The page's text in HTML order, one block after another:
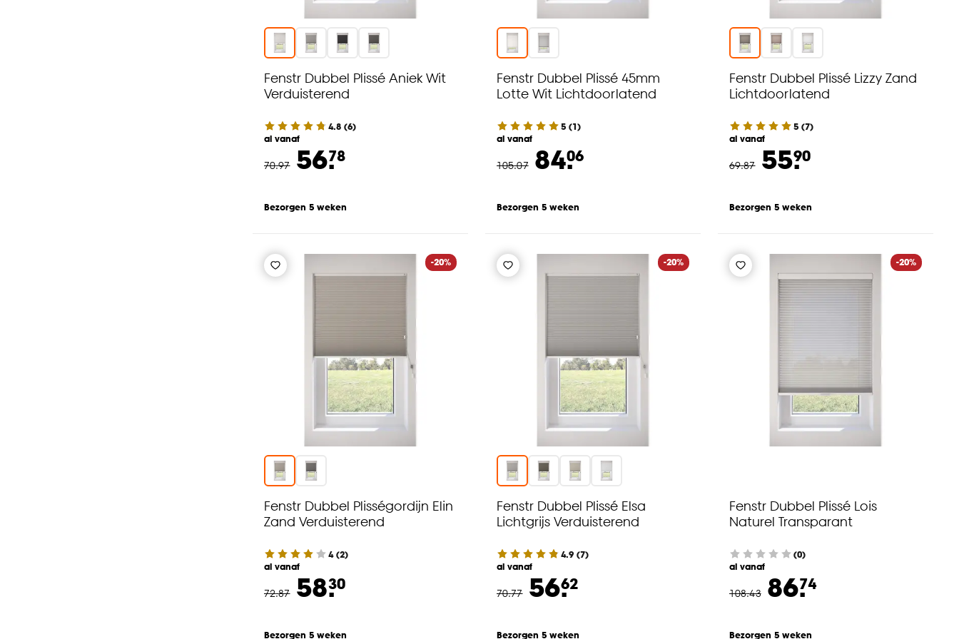
Fenstr Dubbel Plissé Aniek Wit
Verduisterend
4.8 (6)
al vanaf
70.97 56.78
Bezorgen 5 weken
Fenstr Dubbel Plissé 45mm
Lotte Wit Lichtdoorlatend
5 (1)
al vanaf
105.07 84.06
Bezorgen 5 weken
Fenstr Dubbel Plissé Lizzy Zand
Lichtdoorlatend
5 (7)
al vanaf
69.87 55.90
Bezorgen 5 weken
-20%
Fenstr Dubbel Plisségordijn Elin
Zand Verduisterend
4(2)
al vanaf
72.87 58.30
Bezorgen 5 weken
-20%
Fenstr Dubbel Plissé Elsa
Lichtgrijs Verduisterend
4.9 (7)
al vanaf
70.77 56.62
Bezorgen 5 weken
-20%
Fenstr Dubbel Plissé Lois
Naturel Transparant
(0)
al vanaf
108.43 86.74
Bezorgen 5 weken